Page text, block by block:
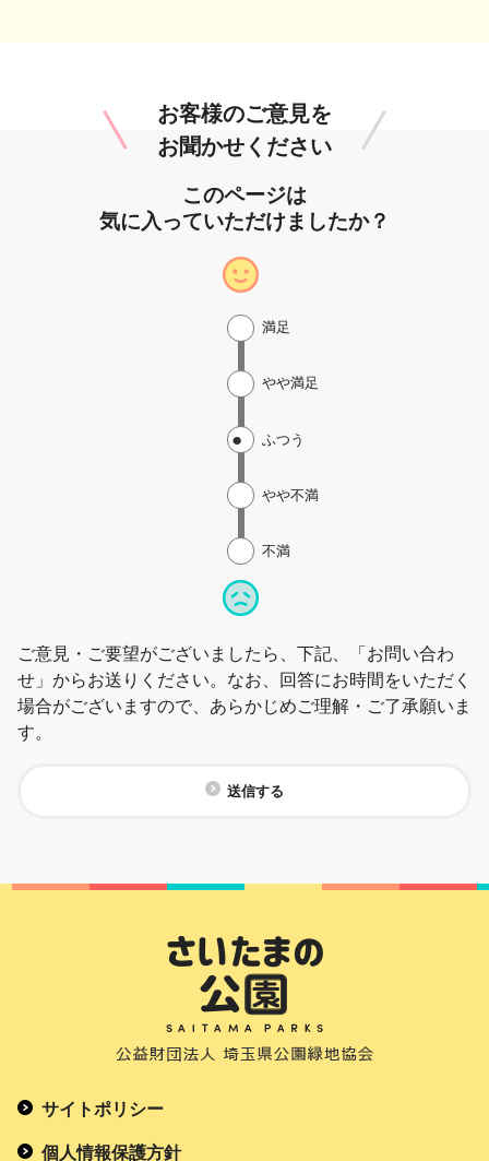
お客様のご意見を
お聞かせください
このページは
気に入っていただけましたか？
不満
やや不満
ふつう
やや満足
満足
ご意見・ご要望がございましたら、下記、「お問い合わ
せ」からお送りください。なお、回答にお時間をいただく
場合がございますので、あらかじめご理解・ご了承願いま
す。
送信する
サイトポリシー
個人情報保護方針